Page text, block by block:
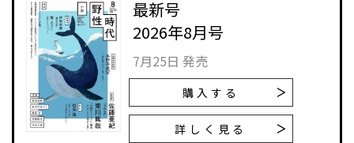
最新号
2026年8月号
7月25日 発売
購入する
詳しく見る